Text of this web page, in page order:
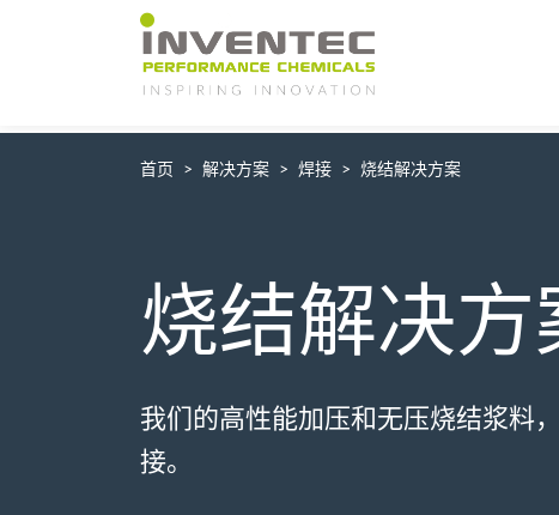
Main Navigation
首页 解决方案 焊接 烧结解决方案
烧结解决方
我们的高性能加压和无压烧结浆料
接。